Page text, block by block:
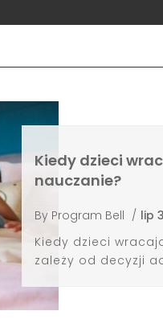
Kiedy dzieci
nauczanie?
By Program Bell / lip
Kiedy dzieci
zależy od decyzji